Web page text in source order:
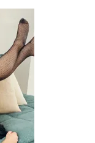
Métamorphose
Épanouissement
Intime